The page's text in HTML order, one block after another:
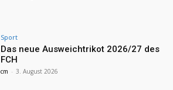
Sport
Das neue Ausweichtrikot 2026/27 des
FCH
cm - 3. August 2026